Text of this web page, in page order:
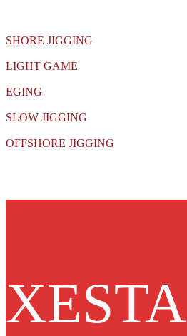
SHORE JIGGING
LIGHT GAME
EGING
SLOW JIGGING
OFFSHORE JIGGING
XESTA